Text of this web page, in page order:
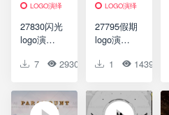
LOGO演绎
27830闪光
logo演绎
AE模版
Logo
Opener for
7 2930 0 0
LOGO演绎
27795假期
logo演绎
奇模版
Logo for
DaVinci
1 1439